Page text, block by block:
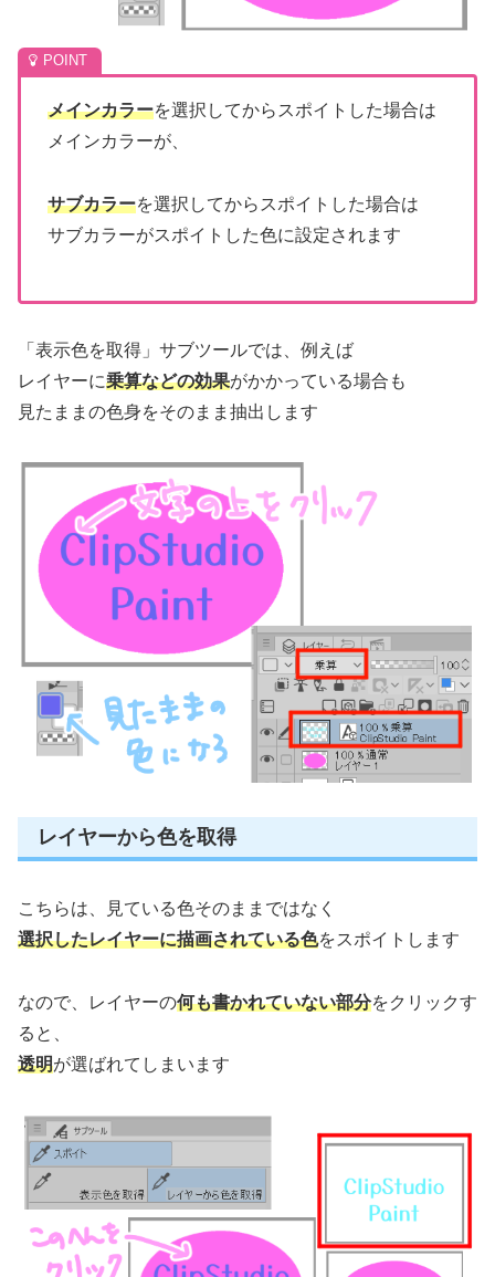
メインカラーを選択してからスポイトした場合は
メインカラーが、
サブカラーを選択してからスポイトした場合は
サブカラーがスポイトした色に設定されます
「表示色を取得」サブツールでは、例えば
レイヤーに乗算などの効果がかかっている場合も
見たままの色身をそのまま抽出します
レイヤーから色を取得
こちらは、見ている色そのままではなく
選択したレイヤーに描画されている色をスポイトします
なので、レイヤーの何も書かれていない部分をクリックす
ると、
透明が選ばれてしまいます